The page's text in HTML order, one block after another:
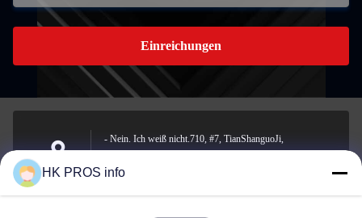
Einreichungen
Anschrift
- Nein. Ich weiß nicht.710, #7, TianShanguoJi,
Yanjiao, Sanhe, Provinz
HK PROS info